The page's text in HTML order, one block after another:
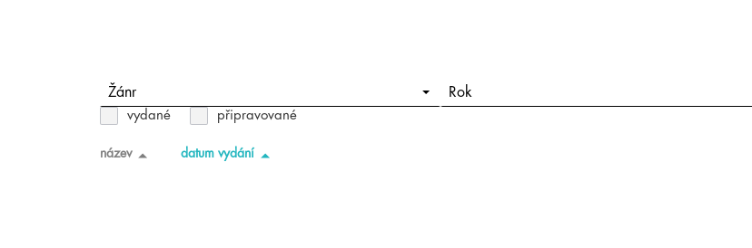
Žánr Rok
vydané připravované
název datum vydání